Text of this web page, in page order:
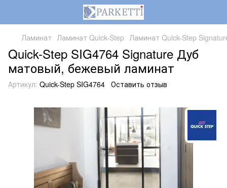
Ламинат Ламинат Quick-Step Ламинат Quick-Step
Quick-Step SIG4764 Signature Дуб
матовый, бежевый ламинат
Артикул: Quick-Step SIG4764 Оставить отзыв